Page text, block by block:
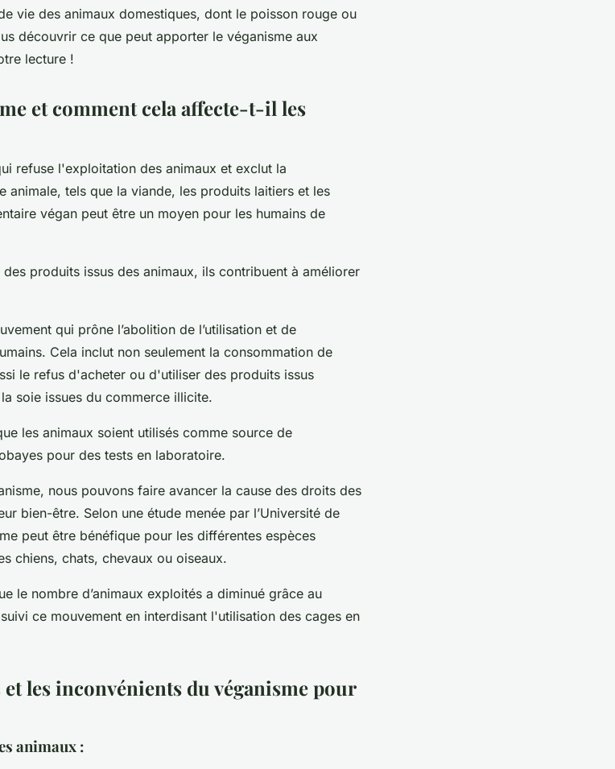
vie des animaux domestiques, dont le poisson rouge ou
découvrir ce que peut apporter le véganisme aux
lecture !
et comment cela affecte-t-il les
refuse l'exploitation des animaux et exclut la
tels que la viande, les produits laitiers et les
végan peut être un moyen pour les humains de
produits issus des animaux, ils contribuent à améliorer
qui prône l’abolition de l’utilisation et de
Cela inclut non seulement la consommation de
le refus d'acheter ou d'utiliser des produits issus
soie issues du commerce illicite.
les animaux soient utilisés comme source de
pour des tests en laboratoire.
nous pouvons faire avancer la cause des droits des
bien-être. Selon une étude menée par l’Université de
peut être bénéfique pour les différentes espèces
chiens, chats, chevaux ou oiseaux.
le nombre d’animaux exploités a diminué grâce au
ce mouvement en interdisant l'utilisation des cages en
et les inconvénients du véganisme pour
animaux :